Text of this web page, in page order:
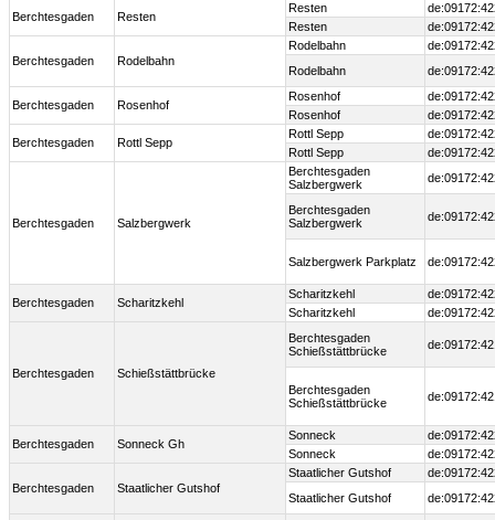
Berchtesgaden Resten
Resten
Resten
Berchtesgaden Rodelbahn
Rodelbahn
Rodelbahn
Berchtesgaden Rosenhof
Rosenhof
Rosenhof
Berchtesgaden Rottl Sepp
Rottl Sepp
Rottl Sepp
Berchtesgaden Salzbergwerk
Berchtesgaden
Salzbergwerk
Berchtesgaden
Salzbergwerk
Salzbergwerk Parkplatz
Berchtesgaden Scharitzkehl
Scharitzkehl
Scharitzkehl
Berchtesgaden Schießstättbrücke
Berchtesgaden
Schießstättbrücke
Berchtesgaden
Schießstättbrücke
Berchtesgaden Sonneck Gh
Sonneck
Sonneck
Berchtesgaden Staatlicher Gutshof
Staatlicher Gutshof
Staatlicher Gutshof